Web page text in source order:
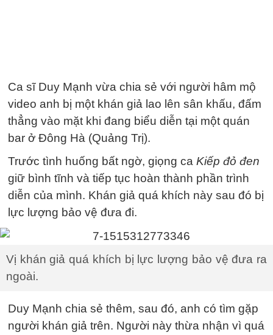
Ca sĩ Duy Mạnh vừa chia sẻ với người hâm mộ
video anh bị một khán giả lao lên sân khấu, đấm
thẳng vào mặt khi đang biểu diễn tại một quán
bar ở Đông Hà (Quảng Trị).
Trước tình huống bất ngờ, giọng ca Kiếp đỏ đen
giữ bình tĩnh và tiếp tục hoàn thành phần trình
diễn của mình. Khán giả quá khích này sau đó bị
lực lượng bảo vệ đưa đi.
Vị khán giả quá khích bị lực lượng bảo vệ đưa ra
ngoài.
Duy Mạnh chia sẻ thêm, sau đó, anh có tìm gặp
người khán giả trên. Người này thừa nhận vì quá